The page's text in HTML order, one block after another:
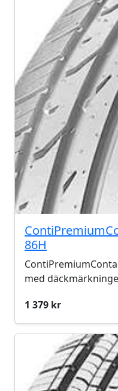
86H
med
1 379 kr